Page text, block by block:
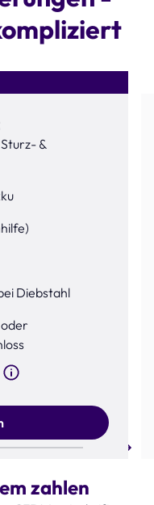
&
Diebstahl
zahlen